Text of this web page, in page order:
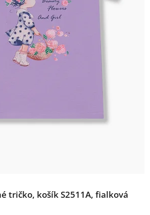
tričko, košík S2511A, fialková